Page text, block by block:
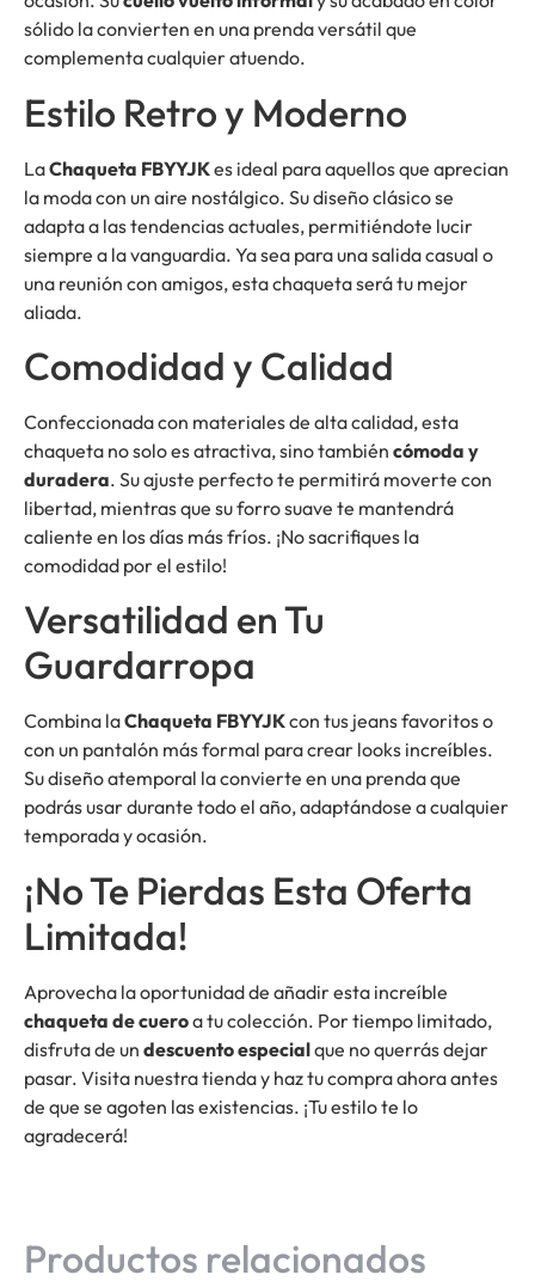
sólido la convierten en una prenda versátil que
complementa cualquier atuendo.
Estilo Retro y Moderno
LaChaqueta FBYYJKes ideal para aquellos que aprecian
la moda con un aire nostálgico. Su diseño clásico se
adapta a las tendencias actuales, permitiéndote lucir
siempre a la vanguardia. Ya sea para una salida casual o
una reunión con amigos, esta chaqueta será tu mejor
aliada.
Comodidad y Calidad
Confeccionada con materiales de alta calidad, esta
chaqueta no solo es atractiva, sino también cómoda y
duradera. Su ajuste perfecto te permitirá moverte con
libertad, mientras que su forro suave te mantendrá
caliente en los días más fríos. ¡No sacrifiques la
comodidad por el estilo!
Versatilidad en Tu
Guardarropa
Combina laChaqueta FBYYJKcon tus jeans favoritos o
con un pantalón más formal para crear looks increíbles.
Su diseño atemporal la convierte en una prenda que
podrás usar durante todo el año, adaptándose a cualquier
temporada y ocasión.
¡No Te Pierdas Esta Oferta
Limitada!
Aprovecha la oportunidad de añadir esta increíble
chaqueta de cueroa tu colección. Por tiempo limitado,
disfruta de un descuento especialque no querrás dejar
pasar. Visita nuestra tienda y haz tu compra ahora antes
de que se agoten las existencias. ¡Tu estilo te lo
agradecerá!
Productos relacionados